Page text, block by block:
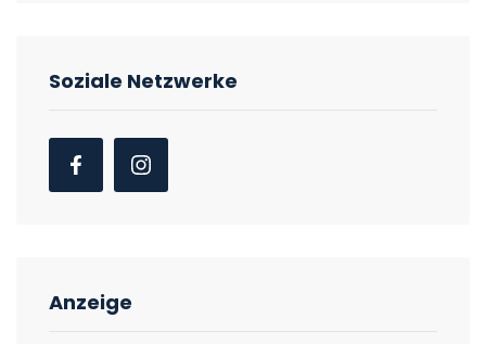
Soziale Netzwerke
Anzeige